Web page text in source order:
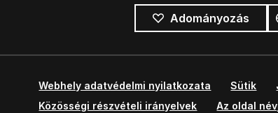
Adományozás
Webhely adatvédelmi nyilatkozata Sütik
Közösségi részvételi irányelvek
Az oldal